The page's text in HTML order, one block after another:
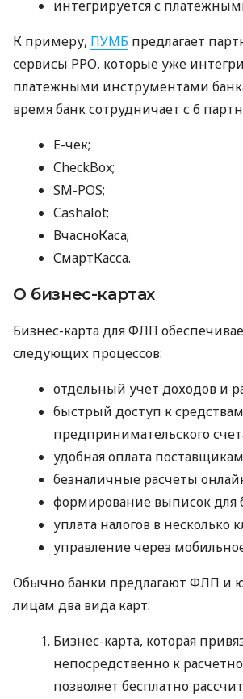
интегрируется с
К примеру, ПУМБ предлагает
сервисы РРО, которые уже
платежными инструментами
время банк сотрудничает с 6
E-чек;
CheckBox;
SM-POS;
Cashalot;
ВчасноКаса;
СмартКасса.
О бизнес-картах
Бизнес-карта для ФЛП
следующих процессов:
отдельный учет доходов и
быстрый доступ к
предпринимательского
удобная оплата
безналичные расчеты
формирование выписок для
уплата налогов в несколько
управление через
Обычно банки предлагают ФЛП и
лицам два вида карт:
Бизнес-карта, которая
непосредственно к
позволяет бесплатно